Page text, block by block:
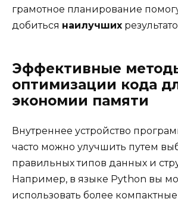
грамотное планирование
добиться наилучших
Эффективные
оптимизации кода
экономии памяти
Внутреннее устройство
часто можно улучшить путем
правильных типов данных и
Например, в языке Python вы
использовать более компактные